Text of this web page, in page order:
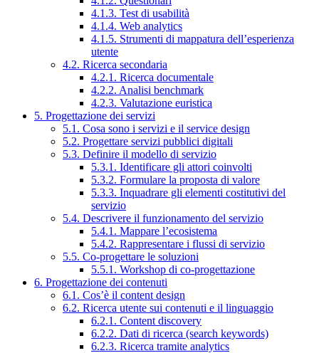
4.1.3. Test di usabilità
4.1.4. Web analytics
4.1.5. Strumenti di mappatura dell’esperienza
utente
4.2. Ricerca secondaria
4.2.1. Ricerca documentale
4.2.2. Analisi benchmark
4.2.3. Valutazione euristica
5. Progettazione dei servizi
5.1. Cosa sono i servizi e il service design
5.2. Progettare servizi pubblici digitali
5.3. Definire il modello di servizio
5.3.1. Identificare gli attori coinvolti
5.3.2. Formulare la proposta di valore
5.3.3. Inquadrare gli elementi costitutivi del
servizio
5.4. Descrivere il funzionamento del servizio
5.4.1. Mappare l’ecosistema
5.4.2. Rappresentare i flussi di servizio
5.5. Co-progettare le soluzioni
5.5.1. Workshop di co-progettazione
6. Progettazione dei contenuti
6.1. Cos’è il content design
6.2. Ricerca utente sui contenuti e il linguaggio
6.2.1. Content discovery
6.2.2. Dati di ricerca (search keywords)
6.2.3. Ricerca tramite analytics